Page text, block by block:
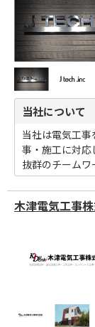
当社について
当社は電気工
事・施工に対応
抜群のチームワ
木津電気工事